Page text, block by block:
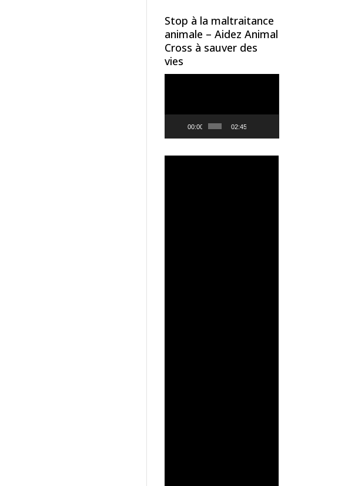
Stop à la maltraitance
animale – Aidez Animal
Cross à sauver des
vies
00:00 02:45